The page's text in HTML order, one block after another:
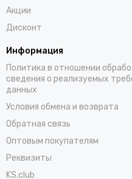
Акции
Дисконт
Информация
Политика в отношении
сведения о реализуемых
данных
Условия обмена и возврата
Обратная связь
Оптовым покупателям
Реквизиты
KS.club